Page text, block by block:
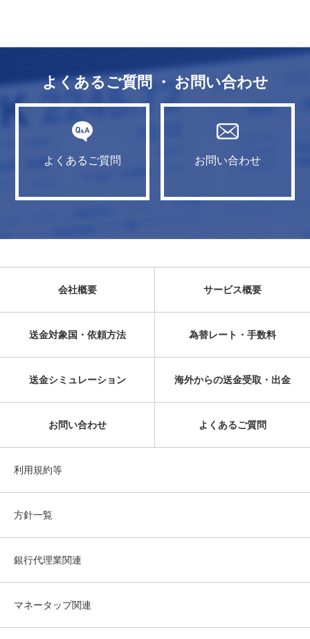
よくあるご質問 ・ お問い合わせ
よくあるご質問 お問い合わせ
会社概要 サービス概要
送金対象国・依頼方法 為替レート・手数料
送金シミュレーション 海外からの送金受取・出金
お問い合わせ よくあるご質問
利用規約等
方針一覧
銀行代理業関連
マネータップ関連